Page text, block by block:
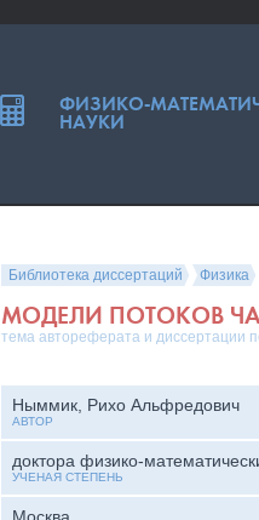
Библиотека диссертаций Физика
МОДЕЛИ ПОТОКОВ
тема автореферата и диссертации
Ныммик, Рихо Альфредович
АВТОР
доктора физико-
УЧЕНАЯ СТЕПЕНЬ
ФИЗИКО-
НАУКИ